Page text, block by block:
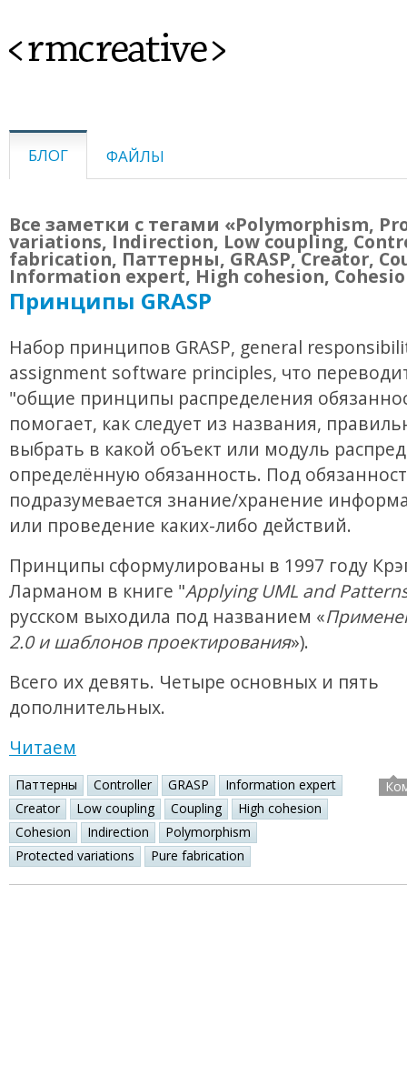
<rmcreative>
БЛОГ ФАЙЛЫ
Все заметки с тегами «Polymorphism,
variations, Indirection, Low coupling,
fabrication, Паттерны, GRASP, Creator,
Information expert, High cohesion,
Принципы GRASP
Набор принципов GRASP, general
assignment software principles, что
"общие принципы распределения
помогает, как следует из названия,
выбрать в какой объект или модуль
определённую обязанность. Под
подразумевается знание/хранение
или проведение каких-либо действий.
Принципы сформулированы в 1997 году
Ларманом в книге "Applying UML and
русском выходила под названием «
2.0 и шаблонов проектирования»).
Всего их девять. Четыре основных и пять
дополнительных.
Читаем
Паттерны Controller GRASP
Information expert
Creator
Low coupling Coupling
High cohesion
Cohesion
Indirection
Polymorphism
Protected variations
Pure fabrication